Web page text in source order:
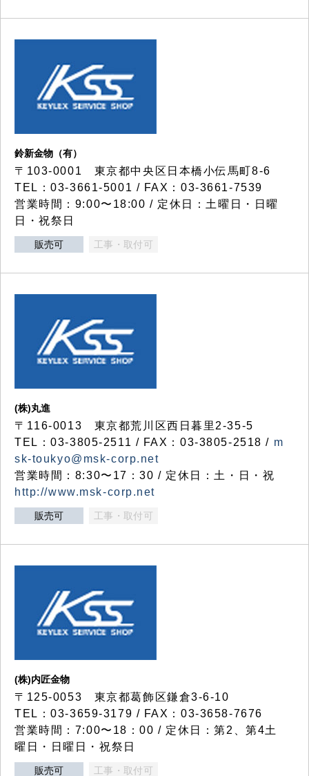
鈴新金物（有）
〒103-0001 東京都中央区日本橋小伝馬町8-6
TEL：03-3661-5001 / FAX：03-3661-7539
営業時間：9:00〜18:00 / 定休日：土曜日・日曜
日・祝祭日
販売可 工事・取付可
(株)丸進
〒116-0013 東京都荒川区西日暮里2-35-5
TEL：03-3805-2511 / FAX：03-3805-2518 / m
sk-toukyo@msk-corp.net
営業時間：8:30〜17：30 / 定休日：土・日・祝
http://www.msk-corp.net
販売可 工事・取付可
(株)内匠金物
〒125-0053 東京都葛飾区鎌倉3-6-10
TEL：03-3659-3179 / FAX：03-3658-7676
営業時間：7:00〜18：00 / 定休日：第2、第4土
曜日・日曜日・祝祭日
販売可 工事・取付可